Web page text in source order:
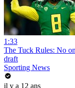
1:33
The Tuck Rules: No
draft
Sporting News
il y a 12 ans